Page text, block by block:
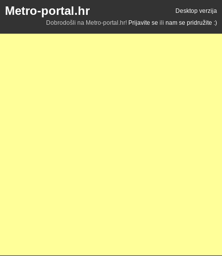
Metro-portal.hr
Desktop verzija
Dobrodošli na Metro-portal.hr! Prijavite se ili nam se pridružite :)